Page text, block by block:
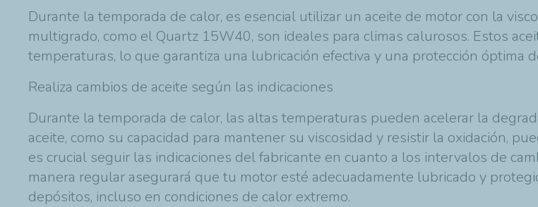
Durante la temporada de calor, es esencial utilizar un aceite de motor con la
multigrado, como el Quartz 15W40, son ideales para climas calurosos. Estos
temperaturas, lo que garantiza una lubricación efectiva y una protección óptima
Realiza cambios de aceite según las indicaciones
Durante la temporada de calor, las altas temperaturas pueden acelerar la
aceite, como su capacidad para mantener su viscosidad y resistir la oxidación,
es crucial seguir las indicaciones del fabricante en cuanto a los intervalos de
manera regular asegurará que tu motor esté adecuadamente lubricado y
depósitos, incluso en condiciones de calor extremo.